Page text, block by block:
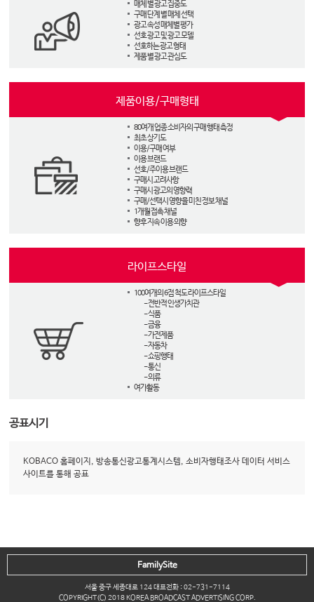
매체 별 광고 집중도
구매 단계 별 매체 선택
광고 속성 매체별 평가
선호 광고 및 광고 모델
선호하는 광고 형태
제품 별 광고 관심도
제품이용/구매형태
80여개 업종 소비자의 구매 행태 측정
최초 상기도
이용/구매 여부
이용 브랜드
선호/주이용 브랜드
구매시 고려사항
구매시 광고의 영향력
구매/선택시 영향을 미친 정보 채널
1개월 접촉 채널
향후 지속 이용 의향
라이프스타일
100여개의 6점 척도 라이프스타일
- 전반적 인생가치관
- 식품
- 금융
- 가전제품
- 자동차
- 쇼핑행태
- 통신
- 의류
여가활동
공표시기
KOBACO 홈페이지, 방송통신광고통계시스템, 소비자행태조사 데이터 서비스
사이트를 통해 공표
서울 중구 세종대로 124 대표전화 : 02-731-7114
COPYRIGHT(C) 2018 KOREA BROADCAST ADVERTISING CORP.
FamilySite